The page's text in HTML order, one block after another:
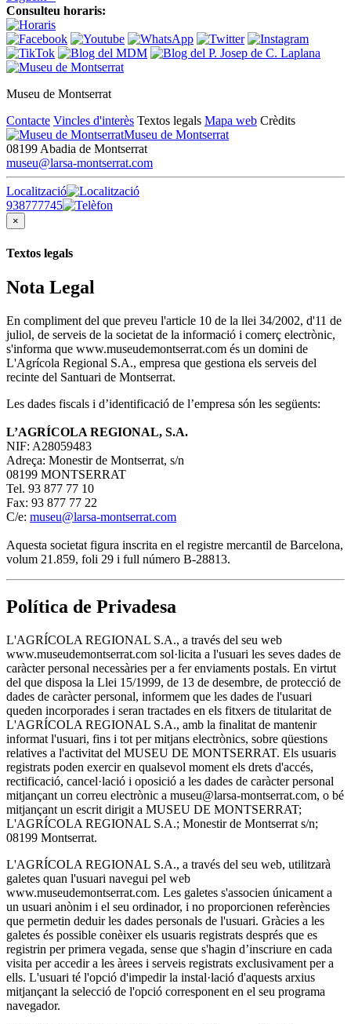
Consulteu horaris:
Museu de Montserrat
Contacte Vincles d'interès Textos legals Mapa web Crèdits
Museu de Montserrat
08199 Abadia de Montserrat
museu@larsa-montserrat.com
Localització
938777745
×
Textos legals
Nota Legal
En compliment del que preveu l'article 10 de la llei 34/2002, d'11 de
juliol, de serveis de la societat de la informació i comerç electrònic,
s'informa que www.museudemontserrat.com és un domini de
L'Agrícola Regional S.A., empresa que gestiona els serveis del
recinte del Santuari de Montserrat.
Les dades fiscals i d’identificació de l’empresa són les següents:
L’AGRÍCOLA REGIONAL, S.A.
NIF: A28059483
Adreça: Monestir de Montserrat, s/n
08199 MONTSERRAT
Tel. 93 877 77 10
Fax: 93 877 77 22
C/e: museu@larsa-montserrat.com
Aquesta societat figura inscrita en el registre mercantil de Barcelona,
volum 21.859, foli 29 i full número B-28813.
Política de Privadesa
L'AGRÍCOLA REGIONAL S.A., a través del seu web
www.museudemontserrat.com sol·licita a l'usuari les seves dades de
caràcter personal necessàries per a fer enviaments postals. En virtut
del que disposa la Llei 15/1999, de 13 de desembre, de protecció de
dades de caràcter personal, informem que les dades de l'usuari
queden incorporades i seran tractades en els fitxers de titularitat de
L'AGRÍCOLA REGIONAL S.A., amb la finalitat de mantenir
informat l'usuari, fins i tot per mitjans electrònics, sobre qüestions
relatives a l'activitat del MUSEU DE MONTSERRAT. Els usuaris
registrats poden exercir en qualsevol moment els drets d'accés,
rectificació, cancel·lació i oposició a les dades de caràcter personal
mitjançant un correu electrònic a museu@larsa-montserrat.com, o bé
mitjançant un escrit dirigit a MUSEU DE MONTSERRAT;
L'AGRÍCOLA REGIONAL S.A.; Monestir de Montserrat s/n;
08199 Montserrat.
L'AGRÍCOLA REGIONAL S.A., a través del seu web, utilitzarà
galetes quan l'usuari navegui pel web
www.museudemontserrat.com. Les galetes s'associen únicament a
un usuari anònim i el seu ordinador, i no proporcionen referències
que permetin deduir les dades personals de l'usuari. Gràcies a les
galetes és possible conèixer els usuaris registrats després que es
registrin per primera vegada, sense que s'hagin d’inscriure en cada
visita per accedir a les àrees i serveis registrats exclusivament per a
ells. L'usuari té l'opció d'impedir la instal·lació d'aquests arxius
mitjançant la selecció de l'opció corresponent en el seu programa
navegador.